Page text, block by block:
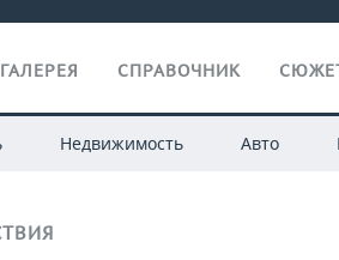
СПРАВОЧНИК
Недвижимость Авто